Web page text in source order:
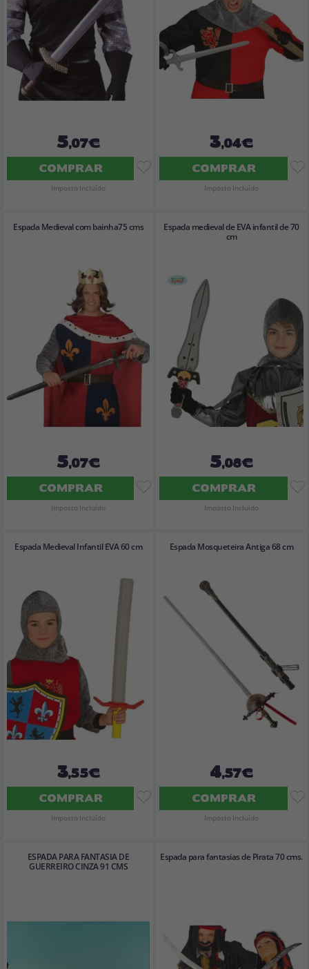
5,07€
COMPRAR
Imposto Incluído
3,04€
COMPRAR
Imposto Incluído
Espada Medieval com bainha75 cms
5,07€
COMPRAR
Imposto Incluído
Espada medieval de EVA infantil de 70
cm
5,08€
COMPRAR
Imposto Incluído
Espada Medieval Infantil EVA 60 cm
3,55€
COMPRAR
Imposto Incluído
Espada Mosqueteira Antiga 68 cm
4,57€
COMPRAR
Imposto Incluído
ESPADA PARA FANTASIA DE
GUERREIRO CINZA 91 CMS
Espada para fantasias de Pirata 70 cms.